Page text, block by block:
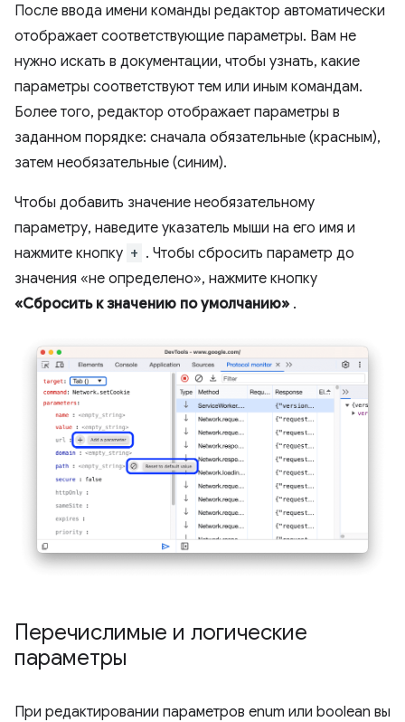
После ввода имени команды редактор автоматически
отображает соответствующие параметры. Вам не
нужно искать в документации, чтобы узнать, какие
параметры соответствуют тем или иным командам.
Более того, редактор отображает параметры в
заданном порядке: сначала обязательные (красным),
затем необязательные (синим).
Чтобы добавить значение необязательному
параметру, наведите указатель мыши на его имя и
нажмите кнопку + . Чтобы сбросить параметр до
значения «не определено», нажмите кнопку
«Сбросить к значению по умолчанию» .
Перечислимые и логические
параметры
При редактировании параметров enum или boolean вы